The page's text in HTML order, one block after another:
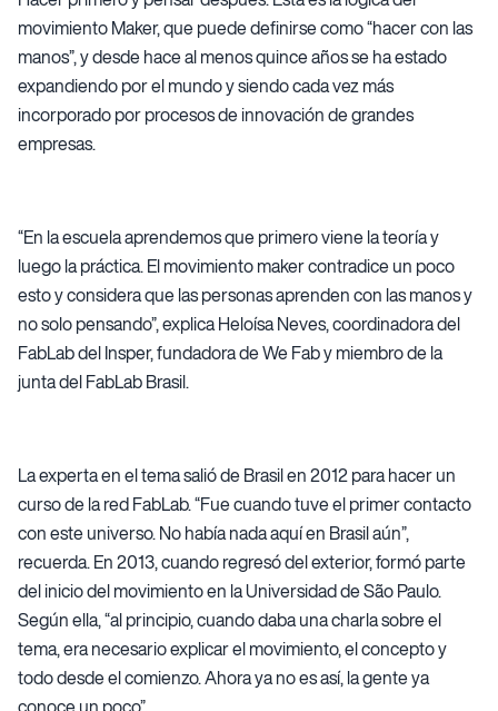
movimiento Maker, que puede definirse como “hacer con las
manos”, y desde hace al menos quince años se ha estado
expandiendo por el mundo y siendo cada vez más
incorporado por procesos de innovación de grandes
empresas.
“En la escuela aprendemos que primero viene la teoría y
luego la práctica. El movimiento maker contradice un poco
esto y considera que las personas aprenden con las manos y
no solo pensando”, explica Heloísa Neves, coordinadora del
FabLab del Insper, fundadora de We Fab y miembro de la
junta del FabLab Brasil.
La experta en el tema salió de Brasil en 2012 para hacer un
curso de la red FabLab. “Fue cuando tuve el primer contacto
con este universo. No había nada aquí en Brasil aún”,
recuerda. En 2013, cuando regresó del exterior, formó parte
del inicio del movimiento en la Universidad de São Paulo.
Según ella, “al principio, cuando daba una charla sobre el
tema, era necesario explicar el movimiento, el concepto y
todo desde el comienzo. Ahora ya no es así, la gente ya